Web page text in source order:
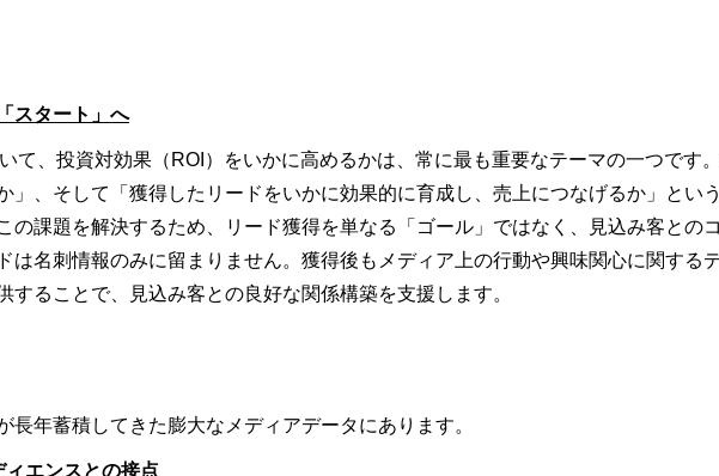
スタート」へ
て、投資対効果（ROI）をいかに高めるかは、常に最も重要なテーマの一つです
」、そして「獲得したリードをいかに効果的に育成し、売上につなげるか」とい
の課題を解決するため、リード獲得を単なる「ゴール」ではなく、見込み客との
は名刺情報のみに留まりません。獲得後もメディア上の行動や興味関心に関する
することで、見込み客との良好な関係構築を支援します。
長年蓄積してきた膨大なメディアデータにあります。
エンスとの接点